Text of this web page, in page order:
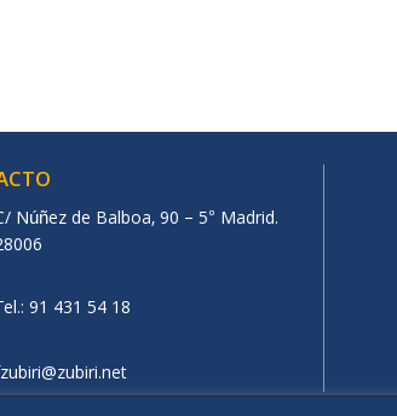
Núñez de Balboa, 90 – 5° Madrid.
91 431 54 18